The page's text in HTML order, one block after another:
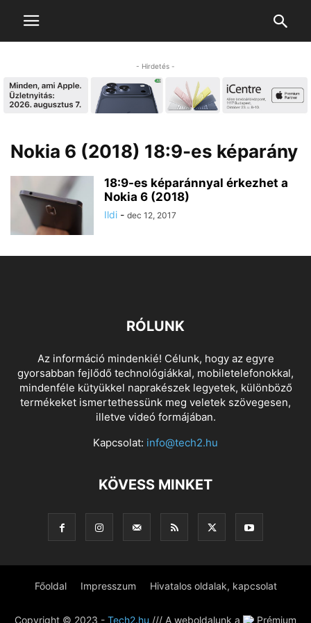
- Hirdetés -
Nokia 6 (2018) 18:9-es képarány
18:9-es képaránnyal érkezhet a
Nokia 6 (2018)
Ildi - dec 12, 2017
RÓLUNK
Az információ mindenkié! Célunk, hogy az egyre
gyorsabban fejlődő technológiákkal, mobiletelefonokkal,
mindenféle kütyükkel naprakészek legyetek, különböző
termékeket ismertethessünk meg veletek szövegesen,
illetve videó formájában.
Kapcsolat: info@tech2.hu
KÖVESS MINKET
Főoldal Impresszum Hivatalos oldalak, kapcsolat
Copyright © 2023 - Tech2.hu /// A weboldalunk a Prémium